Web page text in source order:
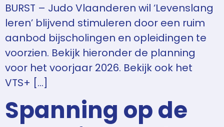
BURST – Judo Vlaanderen wil ‘Levenslang
leren’ blijvend stimuleren door een ruim
aanbod bijscholingen en opleidingen te
voorzien. Bekijk hieronder de planning
voor het voorjaar 2026. Bekijk ook het
VTS+ […]
Spanning op de